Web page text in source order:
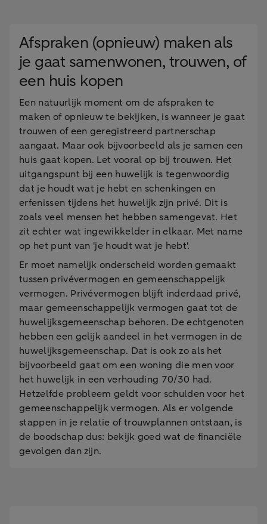
Afspraken (opnieuw) maken als
je gaat samenwonen, trouwen, of
een huis kopen
Een natuurlijk moment om de afspraken te
maken of opnieuw te bekijken, is wanneer je gaat
trouwen of een geregistreerd partnerschap
aangaat. Maar ook bijvoorbeeld als je samen een
huis gaat kopen. Let vooral op bij trouwen. Het
uitgangspunt bij een huwelijk is tegenwoordig
dat je houdt wat je hebt en schenkingen en
erfenissen tijdens het huwelijk zijn privé. Dit is
zoals veel mensen het hebben samengevat. Het
zit echter wat ingewikkelder in elkaar. Met name
op het punt van 'je houdt wat je hebt'.
Er moet namelijk onderscheid worden gemaakt
tussen privévermogen en gemeenschappelijk
vermogen. Privévermogen blijft inderdaad privé,
maar gemeenschappelijk vermogen gaat tot de
huwelijksgemeenschap behoren. De echtgenoten
hebben een gelijk aandeel in het vermogen in de
huwelijksgemeenschap. Dat is ook zo als het
bijvoorbeeld gaat om een woning die men voor
het huwelijk in een verhouding 70/30 had.
Hetzelfde probleem geldt voor schulden voor het
gemeenschappelijk vermogen. Als er volgende
stappen in je relatie of trouwplannen ontstaan, is
de boodschap dus: bekijk goed wat de financiële
gevolgen dan zijn.